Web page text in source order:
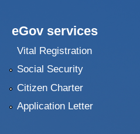
eGov services
Vital Registration
Social Security
Citizen Charter
Application Letter